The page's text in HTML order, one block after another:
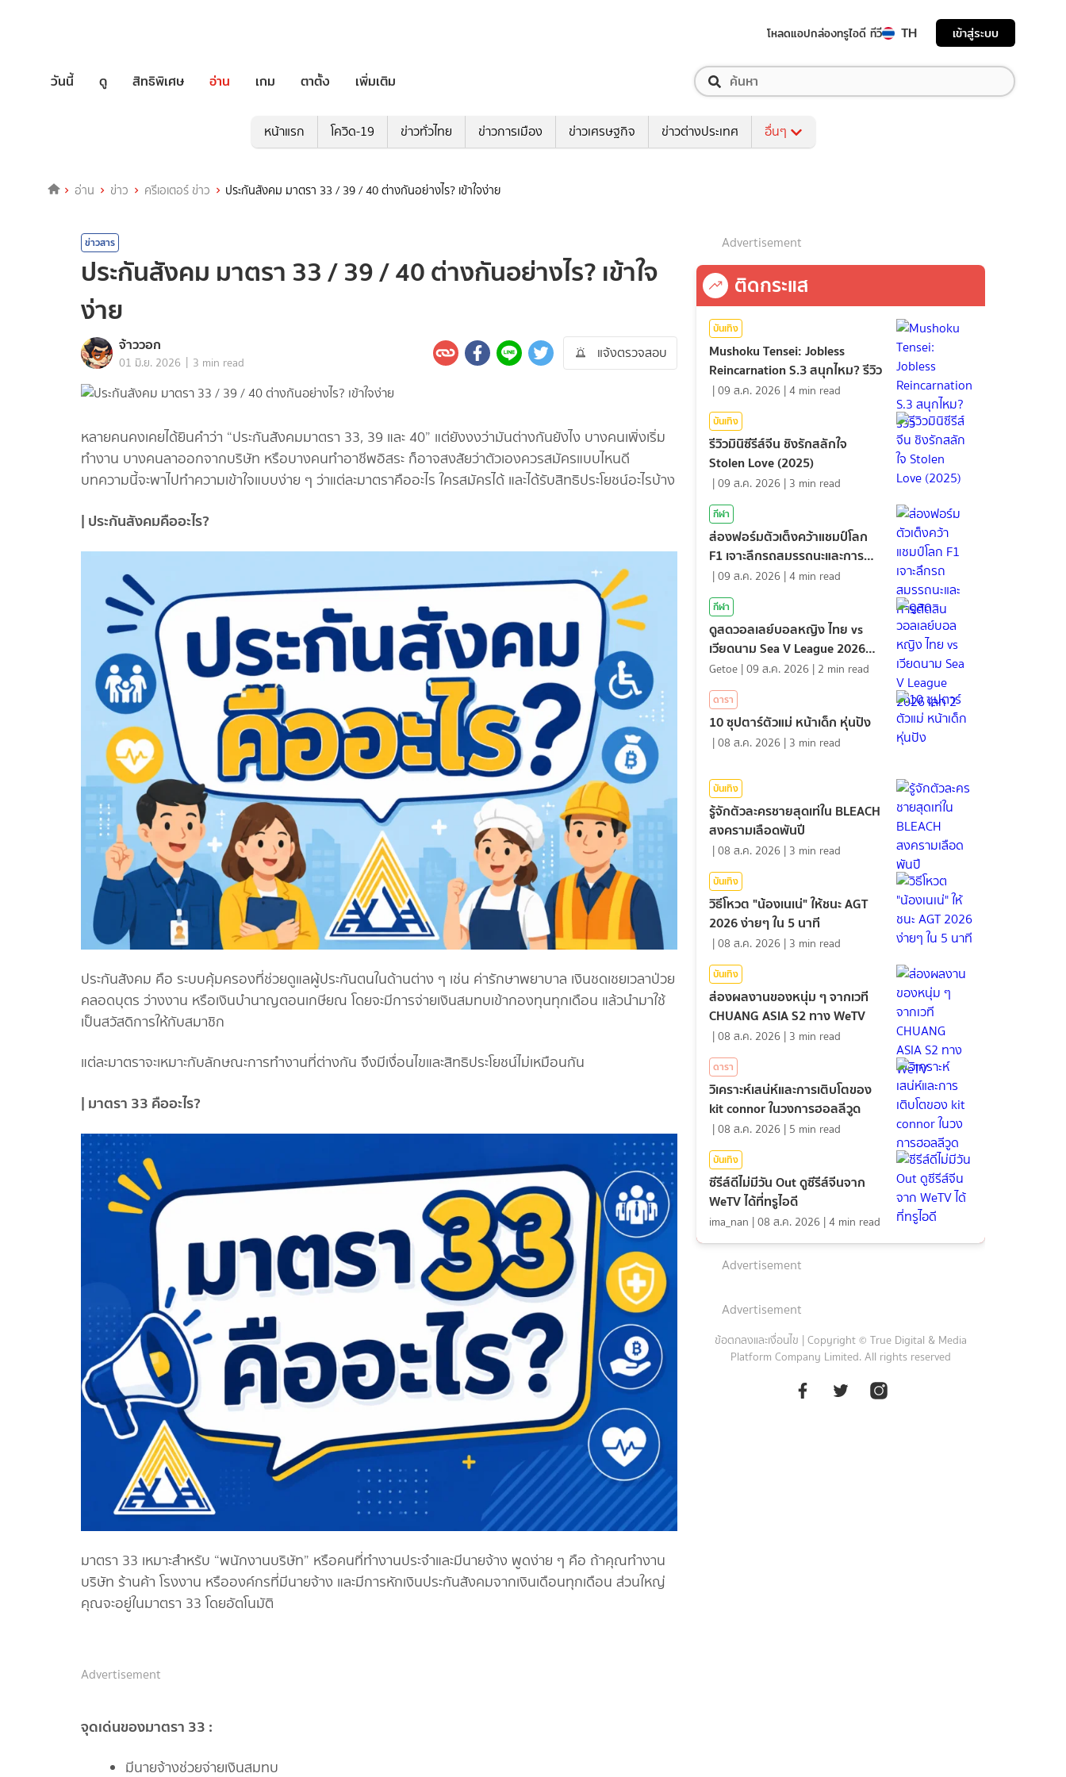
โหลดแอปกล่องทรูไอดี ทีวี TH เข้าสู่ระบบ
วันนี้ ดู สิทธิพิเศษ อ่าน เกม ตาตั้ง เพิ่มเติม
หน้าแรก โควิด-19 ข่าวทั่วไทย ข่าวการเมือง ข่าวเศรษฐกิจ ข่าวต่างประเทศ อื่นๆ
อ่าน ข่าว ครีเอเตอร์ ข่าว ประกันสังคม มาตรา 33 / 39 / 40 ต่างกันอย่างไร? เข้าใจง่าย
ข่าวสาร
ประกันสังคม มาตรา 33 / 39 / 40 ต่างกันอย่างไร? เข้าใจ
ง่าย
จ้าววอก
01 มิ.ย. 2026 | 3 min read
แจ้งตรวจสอบ
หลายคนคงเคยได้ยินคำว่า “ประกันสังคมมาตรา 33, 39 และ 40” แต่ยังงงว่ามันต่างกันยังไง บางคนเพิ่งเริ่ม
ทำงาน บางคนลาออกจากบริษัท หรือบางคนทำอาชีพอิสระ ก็อาจสงสัยว่าตัวเองควรสมัครแบบไหนดี
บทความนี้จะพาไปทำความเข้าใจแบบง่าย ๆ ว่าแต่ละมาตราคืออะไร ใครสมัครได้ และได้รับสิทธิประโยชน์อะไรบ้าง
| ประกันสังคมคืออะไร?
ประกันสังคม คือ ระบบคุ้มครองที่ช่วยดูแลผู้ประกันตนในด้านต่าง ๆ เช่น ค่ารักษาพยาบาล เงินชดเชยเวลาป่วย
คลอดบุตร ว่างงาน หรือเงินบำนาญตอนเกษียณ โดยจะมีการจ่ายเงินสมทบเข้ากองทุนทุกเดือน แล้วนำมาใช้
เป็นสวัสดิการให้กับสมาชิก
แต่ละมาตราจะเหมาะกับลักษณะการทำงานที่ต่างกัน จึงมีเงื่อนไขและสิทธิประโยชน์ไม่เหมือนกัน
| มาตรา 33 คืออะไร?
มาตรา 33 เหมาะสำหรับ “พนักงานบริษัท” หรือคนที่ทำงานประจำและมีนายจ้าง พูดง่าย ๆ คือ ถ้าคุณทำงาน
บริษัท ร้านค้า โรงงาน หรือองค์กรที่มีนายจ้าง และมีการหักเงินประกันสังคมจากเงินเดือนทุกเดือน ส่วนใหญ่
คุณจะอยู่ในมาตรา 33 โดยอัตโนมัติ
Advertisement
จุดเด่นของมาตรา 33 :
มีนายจ้างช่วยจ่ายเงินสมทบ
Advertisement
ติดกระแส
บันเทิง
Mushoku Tensei: Jobless
Reincarnation S.3 สนุกไหม? รีวิว
|09 ส.ค. 2026 |4 min read
บันเทิง
รีวิวมินิซีรีส์จีน ชิงรักสลักใจ
Stolen Love (2025)
|09 ส.ค. 2026 | 3 min read
กีฬา
ส่องฟอร์มตัวเต็งคว้าแชมป์โลก
F1 เจาะลึกรถสมรรถนะและการ
ตัดสิน
|09 ส.ค. 2026 |4 min read
กีฬา
ดูสดวอลเลย์บอลหญิง ไทย vs
เวียดนาม Sea V League 2026
เลก 2
Getoe |09 ส.ค. 2026 | 2 min read
ดารา
10 ซุปตาร์ตัวแม่ หน้าเด็ก หุ่นปัง
|08 ส.ค. 2026 | 3 min read
บันเทิง
รู้จักตัวละครชายสุดเท่ใน BLEACH
สงครามเลือดพันปี
|08 ส.ค. 2026 | 3 min read
บันเทิง
วิธีโหวต "น้องเนเน่" ให้ชนะ AGT
2026 ง่ายๆ ใน 5 นาที
|08 ส.ค. 2026 | 3 min read
บันเทิง
ส่องผลงานของหนุ่ม ๆ จากเวที
CHUANG ASIA S2 ทาง WeTV
|08 ส.ค. 2026 | 3 min read
ดารา
วิเคราะห์เสน่ห์และการเติบโตของ
kit connor ในวงการฮอลลีวูด
|08 ส.ค. 2026 | 5 min read
บันเทิง
ซีรีส์ดีไม่มีวัน Out ดูซีรีส์จีนจาก
WeTV ได้ที่ทรูไอดี
ima_nan |08 ส.ค. 2026 |4 min read
Advertisement
Advertisement
ข้อตกลงและเงื่อนไข | Copyright © True Digital & Media
Platform Company Limited. All rights reserved